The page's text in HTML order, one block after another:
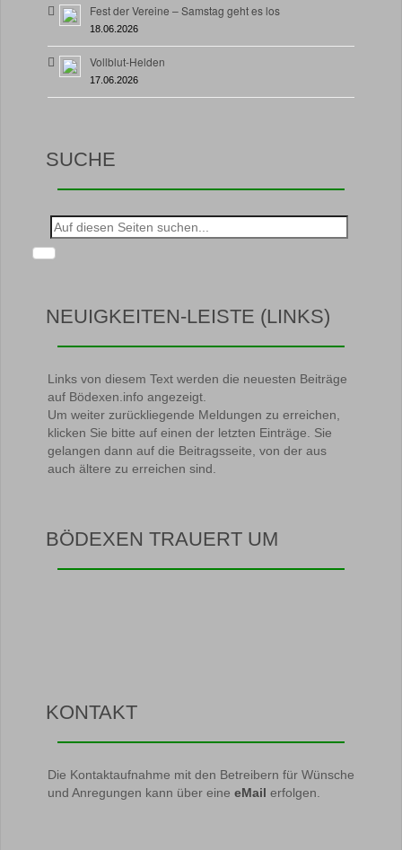
Fest der Vereine – Samstag geht es los
18.06.2026
Vollblut-Helden
17.06.2026
SUCHE
Suche
nach:
NEUIGKEITEN-LEISTE (LINKS)
Links von diesem Text werden die neuesten Beiträge
auf Bödexen.info angezeigt.
Um weiter zurückliegende Meldungen zu erreichen,
klicken Sie bitte auf einen der letzten Einträge. Sie
gelangen dann auf die Beitragsseite, von der aus
auch ältere zu erreichen sind.
BÖDEXEN TRAUERT UM
KONTAKT
Die Kontaktaufnahme mit den Betreibern für Wünsche
und Anregungen kann über eine eMail erfolgen.